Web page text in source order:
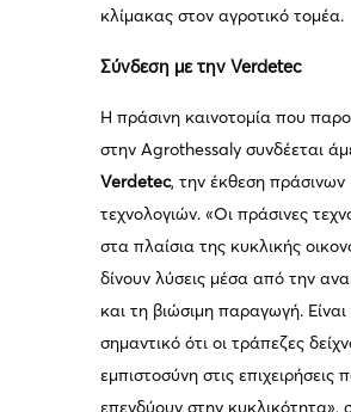
κλίμακας στον αγροτικό τομέα.
Σύνδεση με την Verdetec
Η πράσινη καινοτομία που
στην Agrothessaly συνδέεται
Verdetec, την έκθεση πράσινων
τεχνολογιών. «Οι πράσινες
στα πλαίσια της κυκλικής
δίνουν λύσεις μέσα από την
και τη βιώσιμη παραγωγή. Είναι
σημαντικό ότι οι τράπεζες
εμπιστοσύνη στις επιχειρήσεις
επενδύουν στην κυκλικότητα»,